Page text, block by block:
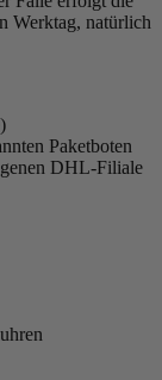
Werktag, natürlich
Paketboten
DHL-Filiale